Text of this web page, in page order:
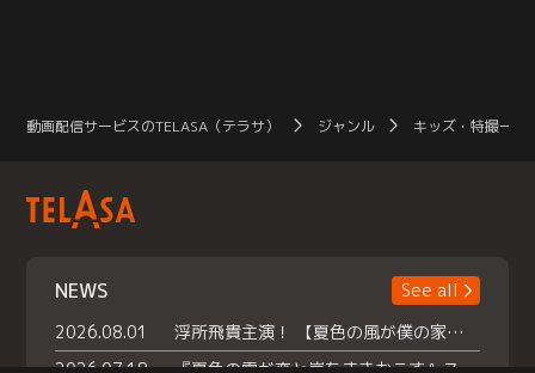
動画配信サービスのTELASA（テラサ） ジャンル キッズ・特撮一覧
NEWS
See all
2026.08.01
浮所飛貴主演！ 【夏色の風が僕の家にやってきた】 本日よりテラサで独占配信スタート！